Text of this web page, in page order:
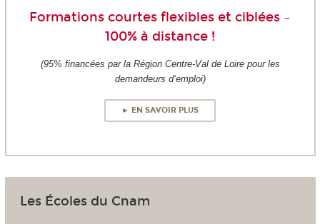
Formations courtes flexibles et ciblées –
100% à distance !
(95% financées par la Région Centre-Val de Loire pour les
demandeurs d‘emploi)
► EN SAVOIR PLUS
Les Écoles du Cnam